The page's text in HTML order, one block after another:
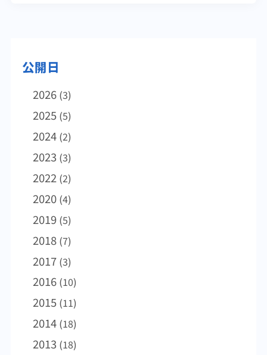
ます。中国ではA（H3N8）型の患者が22年4
人目になります。なお、中国では鳥インフル
エンザA（H5N１）型およびA（H5N6）型の
患者も発生しています。 フィリピンでジフテ
リアの患者が増加フィリピンでは今年になり
ジフテリアの患者が増加しています。3月末ま
での患者数は昨年が3人でしたが、今年は33人
で8人が死亡しました。このうち12人が首都マ
ニラ周辺での発生です。ジフテリアは飛沫感
染などにより拡大する感染症で、三種混合ワ
クチンによる予防が有効です。
者数は減少しており、BQ.1の検出が4割と最
ボード会議 23-2-22）。 インフルエンザ流行
情報23年2月になり北半球でのインフルエンザ
流行は収束しつつあります（WHO、2月20
日）。米国では感染者数が流行レベル以下に
なりましたが、B型がやや増加傾向にあります
（米国CDC flu view 2月17日）。ヨーロッパ
ではまだ感染者数が多い国もありますが、全
体的に減少しています（ECDC2月17日）。東
アジアではモンゴルを除き感染者数はあまり
増えていません。なお、マレーシアでB型によ
る感染者数の増加がみられています。 サル痘
の「公衆衛生上の緊急事態」継続23年2月9日
にWHOは、サル痘（mpox）を「国際的に懸
念される公衆衛生上の緊急事態」の対象に引
き続き指定することを決めました（WHO 2月
15日）。感染者数は世界的に減少しています
が、中南米などでまだ多いことによります。
昨年5月からの世界流行で、今年2月下旬まで
公開日
2026 (3)
2025 (5)
2024 (2)
2023 (3)
2022 (2)
2020 (4)
2019 (5)
2018 (7)
2017 (3)
2016 (10)
2015 (11)
2014 (18)
2013 (18)